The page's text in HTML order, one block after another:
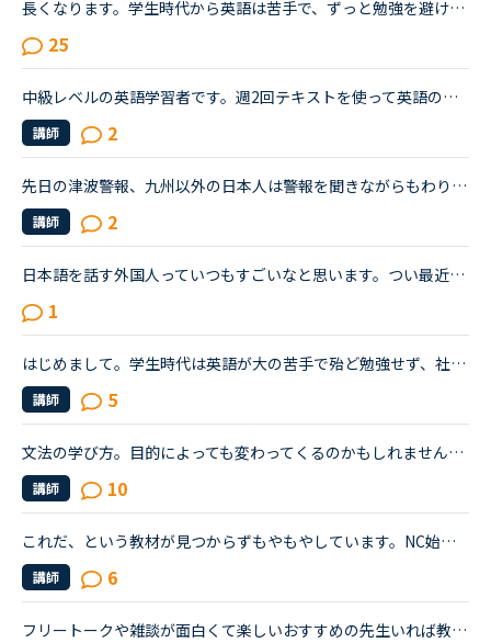
長くなります。学生時代から英語は苦手で、ずっと勉強を避けてきました。２０代の時にたまたま近くのスクールで受けたTOEICのお試しテストでは、恥ずかしながら170～200程度しかないだろうと言われました。もちろ...
25
中級レベルの英語学習者です。週2回テキストを使って英語の学習をしていて、そのほかの日をネイティブキャンプを使って会話しています。ENGLISH COUNSIEL などの音源を聴いたり、英語のニュースを聴いたり、英語...
講師 2
先日の津波警報、九州以外の日本人は警報を聞きながらもわりかし落ち着いていた人が多かったと思うのですが、外国人は相当怖かったらしく、夜中の2時までずっと窓を開けてバックパック抱えて震えていた、、、と言...
講師 2
日本語を話す外国人っていつもすごいなと思います。つい最近、大学院生（留学生）と関わることがありました。韓国からまだ来て半年の女性、難しい単語は出てこないようですが、大体の会話ができます。来日して１...
1
はじめまして。学生時代は英語が大の苦手で殆ど勉強せず、社会人になり海外旅行をきっかけに英語を話せるようになりたいと勉強を始めた者です。リスニングとスピーキング能力を伸ばしたいと思いネイティブキャン...
講師 5
文法の学び方。目的によっても変わってくるのかもしれませんが、いま、学び方について森の中に迷い込んでる感じです。レッスン受けつつ学び方を模索してます。Basic grammar in use やNCの文法レッスン、サイドバ...
講師 10
これだ、という教材が見つからずもやもやしています。NC始めて2ヶ月の若手社会人です。いわゆる受験英語はしっかりやりましたが、読み書きはできた当時もリスニング&amp;スピーキングはさっぱりでした。英語を忘...
講師 6
フリートークや雑談が面白くて楽しいおすすめの先生いれば教えてください‼基本的には、伝わればいいと思っているので 出川イングリッシュ的な感じで話してますが、お話が面白い先生を探し中です‼おすすめの先生...